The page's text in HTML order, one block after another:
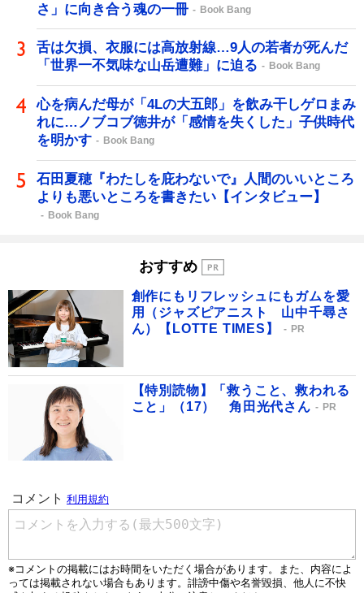
さ」に向き合う魂の一冊
Book Bang
舌は欠損、衣服には高放射線…9人の若者が死んだ
「世界一不気味な山岳遭難」に迫る
Book Bang
心を病んだ母が「4Lの大五郎」を飲み干しゲロまみ
れに…ノブコブ徳井が「感情を失くした」子供時代
を明かす
Book Bang
石田夏穂『わたしを庇わないで』人間のいいところ
よりも悪いところを書きたい【インタビュー】
Book Bang
おすすめ
創作にもリフレッシュにもガムを愛
用（ジャズピアニスト 山中千尋さ
ん）【LOTTE TIMES】
PR
【特別読物】「救うこと、救われる
こと」（17） 角田光代さん
PR